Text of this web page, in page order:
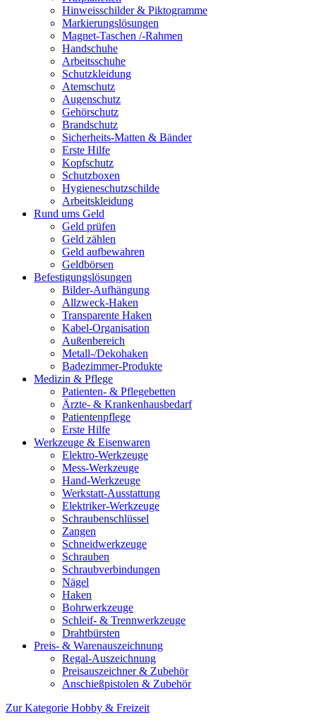
Hinweisschilder & Piktogramme
Markierungslösungen
Magnet-Taschen /-Rahmen
Handschuhe
Arbeitsschuhe
Schutzkleidung
Atemschutz
Augenschutz
Gehörschutz
Brandschutz
Sicherheits-Matten & Bänder
Erste Hilfe
Kopfschutz
Schutzboxen
Hygieneschutzschilde
Arbeitskleidung
Rund ums Geld
Geld prüfen
Geld zählen
Geld aufbewahren
Geldbörsen
Befestigungslösungen
Bilder-Aufhängung
Allzweck-Haken
Transparente Haken
Kabel-Organisation
Außenbereich
Metall-/Dekohaken
Badezimmer-Produkte
Medizin & Pflege
Patienten- & Pflegebetten
Ärzte- & Krankenhausbedarf
Patientenpflege
Erste Hilfe
Werkzeuge & Eisenwaren
Elektro-Werkzeuge
Mess-Werkzeuge
Hand-Werkzeuge
Werkstatt-Ausstattung
Elektriker-Werkzeuge
Schraubenschlüssel
Zangen
Schneidwerkzeuge
Schrauben
Schraubverbindungen
Nägel
Haken
Bohrwerkzeuge
Schleif- & Trennwerkzeuge
Drahtbürsten
Preis- & Warenauszeichnung
Regal-Auszeichnung
Preisauszeichner & Zubehör
Anschießpistolen & Zubehör
Zur Kategorie Hobby & Freizeit